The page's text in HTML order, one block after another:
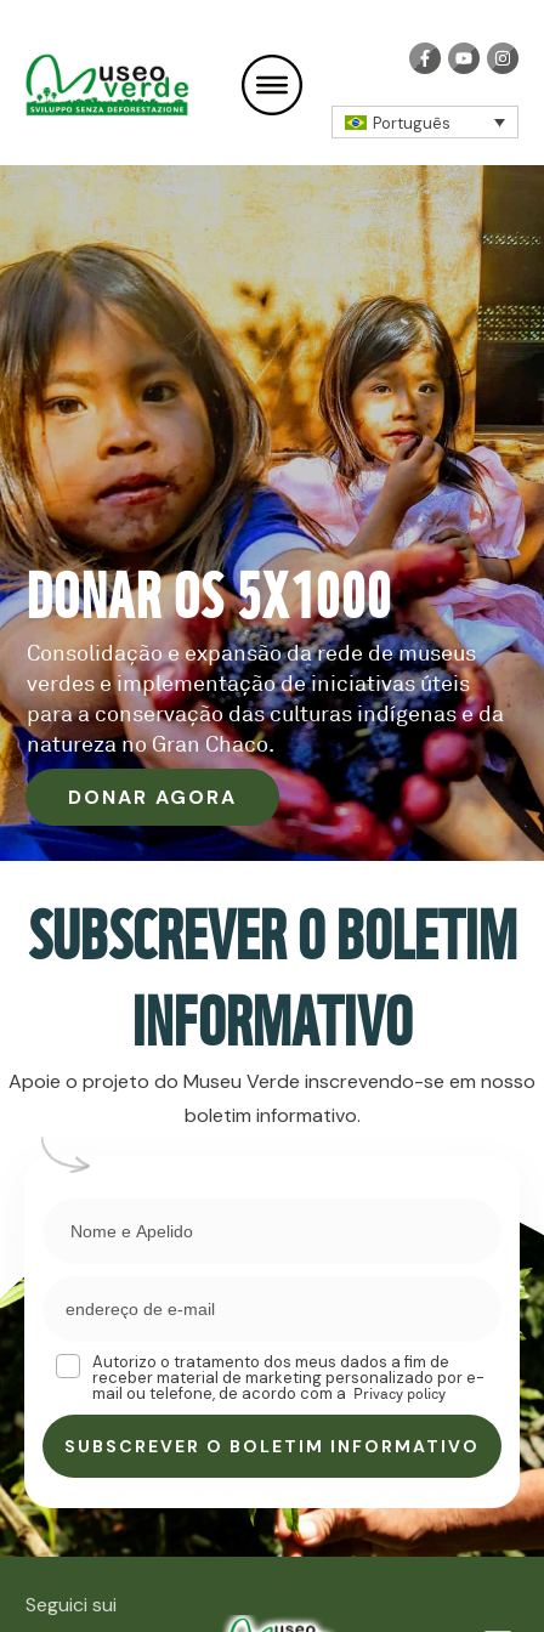
Português
DONAR OS 5X1000
Consolidação e expansão da rede de museus
verdes e implementação de iniciativas úteis
para a conservação das culturas indígenas e da
natureza no Gran Chaco.
DONAR AGORA
SUBSCREVER O BOLETIM
INFORMATIVO
Apoie o projeto do Museu Verde inscrevendo-se em nosso
boletim informativo.
Autorizo o tratamento dos meus dados a fim de
receber material de marketing personalizado por e-
mail ou telefone, de acordo com a Privacy policy
SUBSCREVER O BOLETIM INFORMATIVO
Seguici sui